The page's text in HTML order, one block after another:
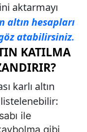
aktarmayı
altın hesapları
atabilirsiniz.
KATILMA
karlı altın
ile